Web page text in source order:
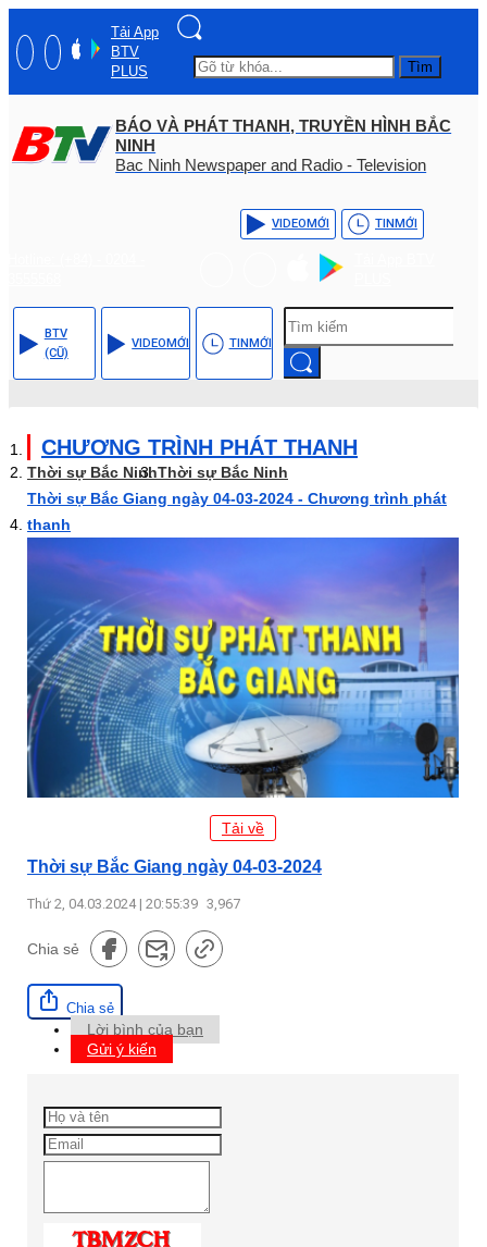
Tải App
BTV
PLUS
Tìm
BÁO VÀ PHÁT THANH, TRUYỀN HÌNH BẮC
NINH
Bac Ninh Newspaper and Radio - Television
VIDEOMỚI TINMỚI
BTV
(CŨ)
VIDEOMỚI TINMỚI
CHƯƠNG TRÌNH PHÁT THANH
Thời sự Bắc NinhThời sự Bắc Ninh
Thời sự Bắc Giang ngày 04-03-2024 - Chương trình phát
thanh
Tải về
Thời sự Bắc Giang ngày 04-03-2024
Thứ 2, 04.03.2024 | 20:55:39 3,967
Chia sẻ
Chia sẻ
Lời bình của bạn
Gửi ý kiến